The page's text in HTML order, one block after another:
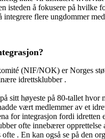
isteden å fokusere på hvilke
flere ungdommer
(NIF/NOK) er Norges
idrettsklubber .
sitt høyeste på 80-tallet hvor
vært medlemmer av et
for integrasjon fordi idretten
ofte innebærer opprettelse
. En kan også se på den